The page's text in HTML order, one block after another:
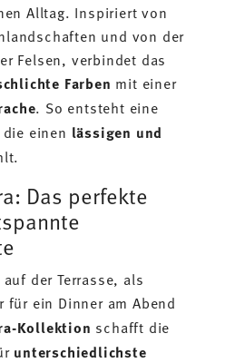
Alltag. Inspiriert von
und von der
Felsen, verbindet das
Farben mit einer
. So entsteht eine
einen lässigen und
Das perfekte
der Terrasse, als
für ein Dinner am Abend
Kollektion schafft die
unterschiedlichste